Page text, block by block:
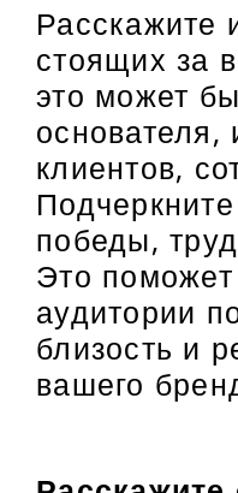
Расскажите
стоящих за
это может
основателя,
клиентов,
победы,
Это
аудитории
близость и
вашего